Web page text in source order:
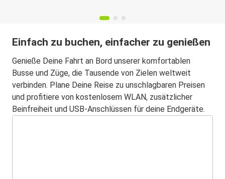
Einfach zu buchen, einfacher zu genießen
Genieße Deine Fahrt an Bord unserer komfortablen
Busse und Züge, die Tausende von Zielen weltweit
verbinden. Plane Deine Reise zu unschlagbaren Preisen
und profitiere von kostenlosem WLAN, zusätzlicher
Beinfreiheit und USB-Anschlüssen für deine Endgeräte.